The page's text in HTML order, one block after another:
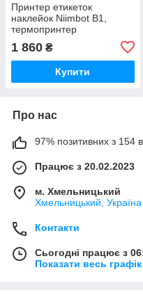
Принтер етикеток
наклейок Niimbot B1,
термопринтер
1 860 ₴
Купити
Про нас
97% позитивних з 154
Працює з 20.02.2023
м. Хмельницький
Хмельницький, Україна
Контакти
Сьогодні працює з
Показати весь